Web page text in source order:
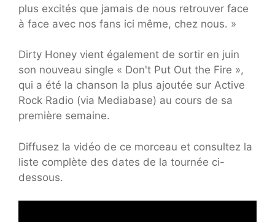
plus excités que jamais de nous retrouver face
à face avec nos fans ici même, chez nous. »
Dirty Honey vient également de sortir en juin
son nouveau single « Don't Put Out the Fire »,
qui a été la chanson la plus ajoutée sur Active
Rock Radio (via Mediabase) au cours de sa
première semaine.
Diffusez la vidéo de ce morceau et consultez la
liste complète des dates de la tournée ci-
dessous.